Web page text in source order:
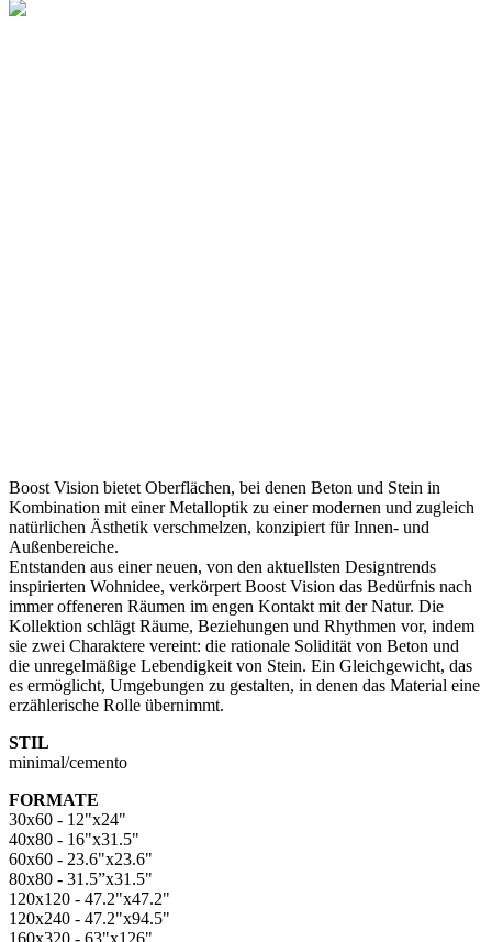
Boost Vision bietet Oberflächen, bei denen Beton und Stein in
Kombination mit einer Metalloptik zu einer modernen und zugleich
natürlichen Ästhetik verschmelzen, konzipiert für Innen- und
Außenbereiche.
Entstanden aus einer neuen, von den aktuellsten Designtrends
inspirierten Wohnidee, verkörpert Boost Vision das Bedürfnis nach
immer offeneren Räumen im engen Kontakt mit der Natur. Die
Kollektion schlägt Räume, Beziehungen und Rhythmen vor, indem
sie zwei Charaktere vereint: die rationale Solidität von Beton und
die unregelmäßige Lebendigkeit von Stein. Ein Gleichgewicht, das
es ermöglicht, Umgebungen zu gestalten, in denen das Material eine
erzählerische Rolle übernimmt.
STIL
minimal/cemento
FORMATE
30x60 - 12"x24"
40x80 - 16"x31.5"
60x60 - 23.6"x23.6"
80x80 - 31.5”x31.5"
120x120 - 47.2"x47.2"
120x240 - 47.2"x94.5"